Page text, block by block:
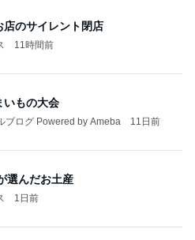
店のサイレント閉店
11時間前
いもの大会
ブログ Powered by Ameba 11日前
選んだお土産
1日前